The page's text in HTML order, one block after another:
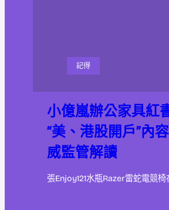
記得
小億嵐辦公家具紅
“美、港股開戶”內
威監管解讀
張Enjoy121水瓶Razer雷蛇電競